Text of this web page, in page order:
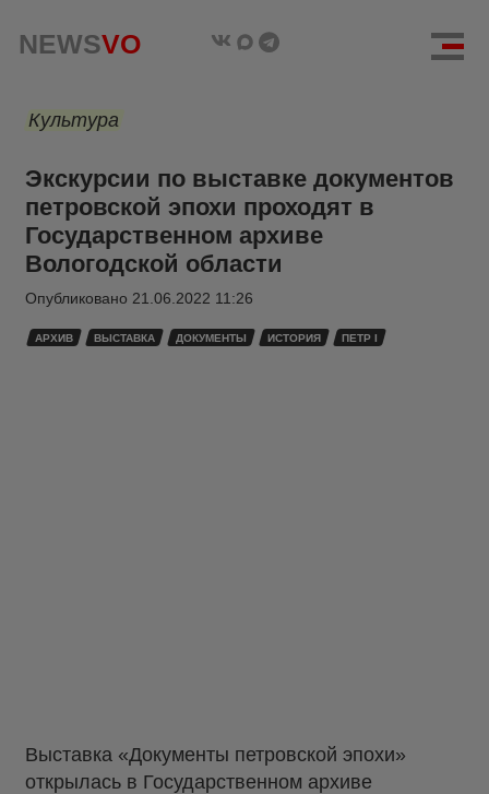
NEWSVO
Культура
Экскурсии по выставке документов
петровской эпохи проходят в
Государственном архиве
Вологодской области
Опубликовано 21.06.2022 11:26
АРХИВ ВЫСТАВКА ДОКУМЕНТЫ ИСТОРИЯ ПЕТР I
Выставка «Документы петровской эпохи»
открылась в Государственном архиве